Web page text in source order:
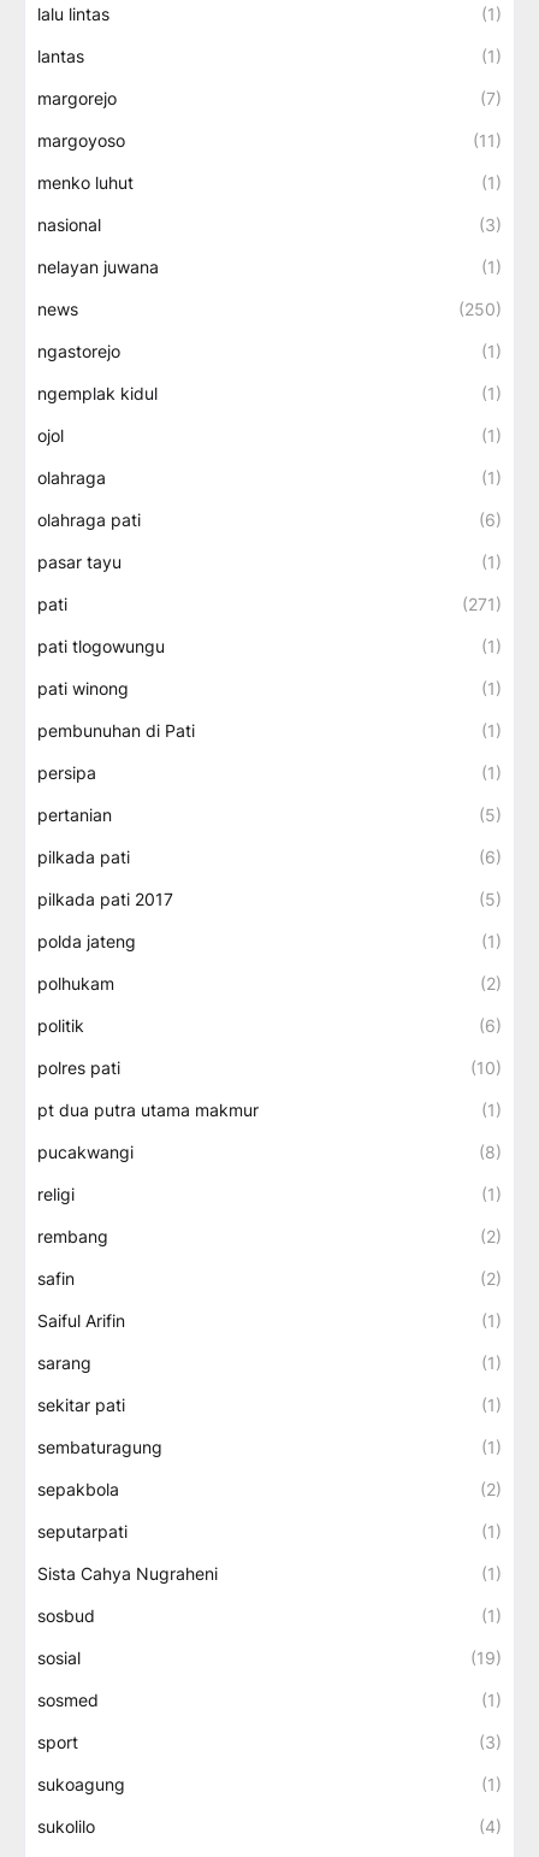
lalu lintas (1)
lantas (1)
margorejo (7)
margoyoso (11)
menko luhut (1)
nasional (3)
nelayan juwana (1)
news (250)
ngastorejo (1)
ngemplak kidul (1)
ojol (1)
olahraga (1)
olahraga pati (6)
pasar tayu (1)
pati (271)
pati tlogowungu (1)
pati winong (1)
pembunuhan di Pati (1)
persipa (1)
pertanian (5)
pilkada pati (6)
pilkada pati 2017 (5)
polda jateng (1)
polhukam (2)
politik (6)
polres pati (10)
pt dua putra utama makmur (1)
pucakwangi (8)
religi (1)
rembang (2)
safin (2)
Saiful Arifin (1)
sarang (1)
sekitar pati (1)
sembaturagung (1)
sepakbola (2)
seputarpati (1)
Sista Cahya Nugraheni (1)
sosbud (1)
sosial (19)
sosmed (1)
sport (3)
sukoagung (1)
sukolilo (4)